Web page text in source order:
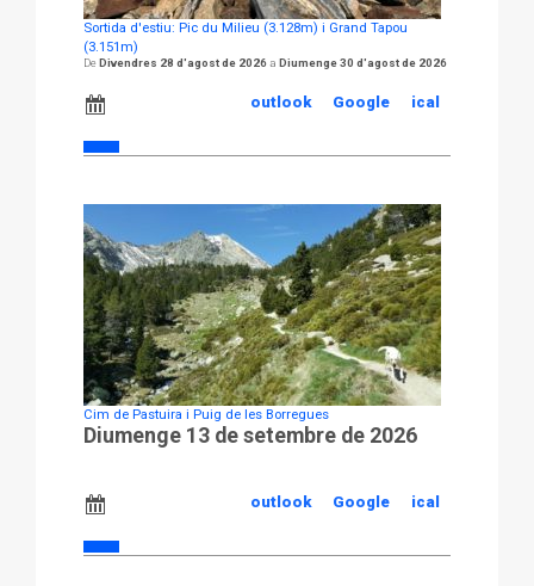
Sortida d'estiu: Pic du Milieu (3.128m) i Grand Tapou
(3.151m)
Divendres 28 d'agost de 2026 Diumenge 30 d'agost de 2026
ical
Google
outlook
Cim de Pastuira i Puig de les Borregues
Diumenge 13 de setembre de 2026
ical
Google
outlook